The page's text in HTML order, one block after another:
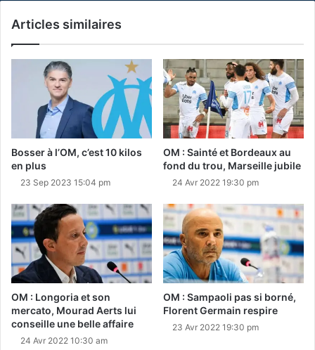
Articles similaires
Bosser à l’OM, c’est 10 kilos
en plus
23 Sep 2023 15:04 pm
OM : Sainté et Bordeaux au
fond du trou, Marseille jubile
24 Avr 2022 19:30 pm
OM : Longoria et son
mercato, Mourad Aerts lui
conseille une belle affaire
24 Avr 2022 10:30 am
OM : Sampaoli pas si borné,
Florent Germain respire
23 Avr 2022 19:30 pm